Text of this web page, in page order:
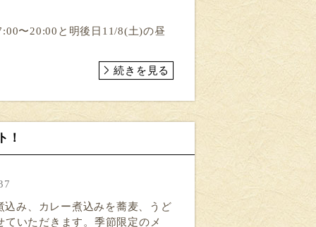
〜20:00と明後日11/8(土)の昼
続きを見る
！
込み、カレー煮込みを蕎麦、うど
ていただきます。季節限定のメ